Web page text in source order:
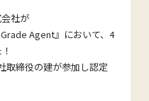
社が
Agent』において、4
取締役の建が参加し認定